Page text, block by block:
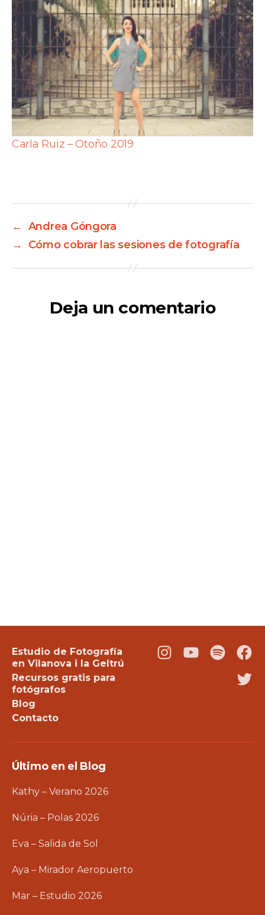
Carla Ruiz – Otoño 2019
← Andrea Góngora
→
Cómo cobrar las sesiones de fotografía
Deja un comentario
Estudio de Fotografía
en Vilanova i la Geltrú
Recursos gratis para
fotógrafos
Blog
Contacto
Instagram
YoutubePodcast
Último en el Blog
Kathy – Verano 2026
Núria – Polas 2026
Eva – Salida de Sol
Aya – Mirador Aeropuerto
Mar – Estudio 2026